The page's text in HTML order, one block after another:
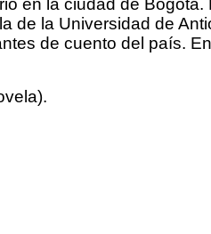
en la ciudad de Bogotá.
de la Universidad de
de cuento del país.